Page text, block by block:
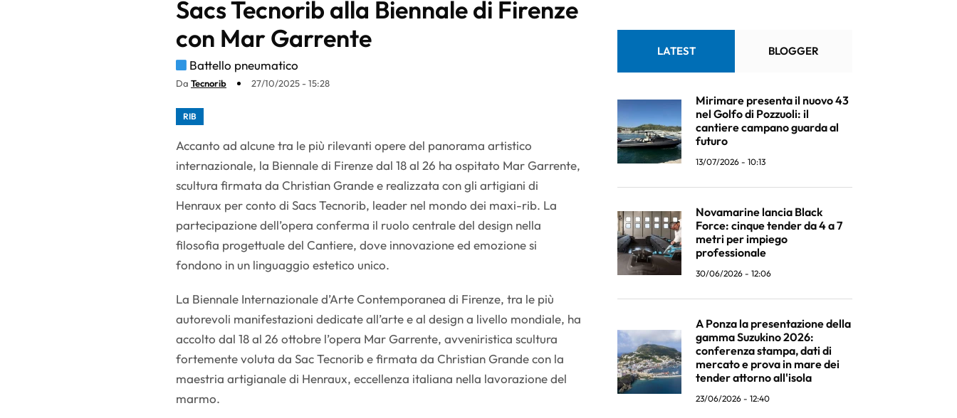
Sacs Tecnorib alla Biennale di Firenze
con Mar Garrente
Battello pneumatico
Da Tecnorib 27/10/2025 - 15:28
RIB
Accanto ad alcune tra le più rilevanti opere del panorama artistico
internazionale, la Biennale di Firenze dal 18 al 26 ha ospitato Mar Garrente,
scultura firmata da Christian Grande e realizzata con gli artigiani di
Henraux per conto di Sacs Tecnorib, leader nel mondo dei maxi-rib. La
partecipazione dell’opera conferma il ruolo centrale del design nella
filosofia progettuale del Cantiere, dove innovazione ed emozione si
fondono in un linguaggio estetico unico.
La Biennale Internazionale d’Arte Contemporanea di Firenze, tra le più
autorevoli manifestazioni dedicate all’arte e al design a livello mondiale, ha
accolto dal 18 al 26 ottobre l’opera Mar Garrente, avveniristica scultura
fortemente voluta da Sac Tecnorib e firmata da Christian Grande con la
maestria artigianale di Henraux, eccellenza italiana nella lavorazione del
marmo.
LATEST BLOGGER
Mirimare presenta il nuovo 43
nel Golfo di Pozzuoli: il
cantiere campano guarda al
futuro
13/07/2026 - 10:13
Novamarine lancia Black
Force: cinque tender da 4 a 7
metri per impiego
professionale
30/06/2026 - 12:06
A Ponza la presentazione della
gamma Suzukino 2026:
conferenza stampa, dati di
mercato e prova in mare dei
tender attorno all'isola
23/06/2026 - 12:40